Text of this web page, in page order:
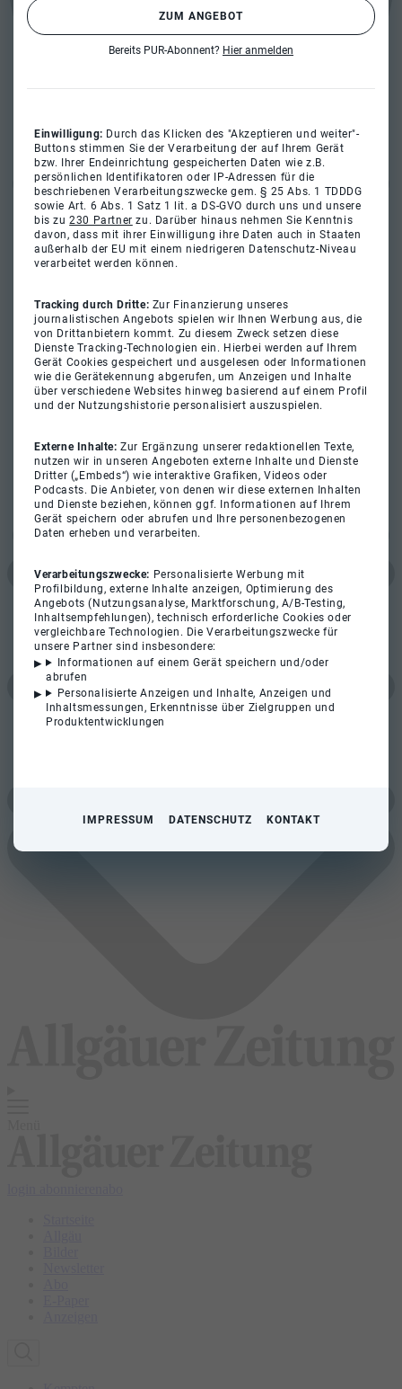
ZUM ANGEBOT
Bereits PUR-Abonnent? Hier anmelden
Einwilligung: Durch das Klicken des "Akzeptieren und weiter"-
Buttons stimmen Sie der Verarbeitung der auf Ihrem Gerät
bzw. Ihrer Endeinrichtung gespeicherten Daten wie z.B.
persönlichen Identifikatoren oder IP-Adressen für die
beschriebenen Verarbeitungszwecke gem. § 25 Abs. 1 TDDDG
sowie Art. 6 Abs. 1 Satz 1 lit. a DS-GVO durch uns und unsere
bis zu230 Partner zu. Darüber hinaus nehmen Sie Kenntnis
davon, dass mit ihrer Einwilligung ihre Daten auch in Staaten
außerhalb der EU mit einem niedrigeren Datenschutz-Niveau
verarbeitet werden können.
Tracking durch Dritte: Zur Finanzierung unseres
journalistischen Angebots spielen wir Ihnen Werbung aus, die
von Drittanbietern kommt. Zu diesem Zweck setzen diese
Dienste Tracking-Technologien ein. Hierbei werden auf Ihrem
Gerät Cookies gespeichert und ausgelesen oder Informationen
wie die Gerätekennung abgerufen, um Anzeigen und Inhalte
über verschiedene Websites hinweg basierend auf einem Profil
und der Nutzungshistorie personalisiert auszuspielen.
Externe Inhalte:Zur Ergänzung unserer redaktionellen Texte,
nutzen wir in unseren Angeboten externe Inhalte und Dienste
Dritter („Embeds“) wie interaktive Grafiken, Videos oder
Podcasts. Die Anbieter, von denen wir diese externen Inhalten
und Dienste beziehen, können ggf. Informationen auf Ihrem
Gerät speichern oder abrufen und Ihre personenbezogenen
Daten erheben und verarbeiten.
Verarbeitungszwecke: Personalisierte Werbung mit
Profilbildung, externe Inhalte anzeigen, Optimierung des
Angebots (Nutzungsanalyse, Marktforschung, A/B-Testing,
Inhaltsempfehlungen), technisch erforderliche Cookies oder
vergleichbare Technologien. Die Verarbeitungszwecke für
unsere Partner sind insbesondere:
Informationen auf einem Gerät speichern und/oder
abrufen
Personalisierte Anzeigen und Inhalte, Anzeigen und
Inhaltsmessungen, Erkenntnisse über Zielgruppen und
Produktentwicklungen
IMPRESSUM DATENSCHUTZ KONTAKT